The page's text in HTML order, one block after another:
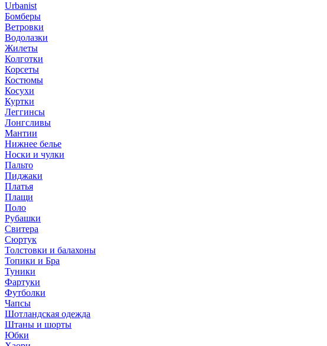
Urbanist
Бомберы
Ветровки
Водолазки
Жилеты
Колготки
Корсеты
Костюмы
Косухи
Куртки
Леггинсы
Лонгсливы
Мантии
Нижнее белье
Носки и чулки
Пальто
Пиджаки
Платья
Плащи
Поло
Рубашки
Свитера
Сюртук
Толстовки и балахоны
Топики и Бра
Туники
Фартуки
Футболки
Чапсы
Шотландская одежда
Штаны и шорты
Юбки